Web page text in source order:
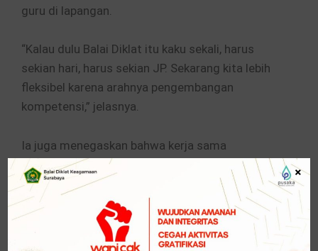
guru di lapangan.
“Kalau dulu Balai Diklat itu kaku sekali, harus
sekian hari, harus sekian JP. Sekarang kita lebih
fleksibel karena arahnya pengembangan
kompetensi,” jelasnya.
Ia juga menegaskan bahwa kerja sama
pengembangan kompetensi tidak hanya
berorientasi pada sertifikat, tetapi harus
memberikan manfaat nyata bagi guru.
“Saya sangat bahagia apabila ini ada
×